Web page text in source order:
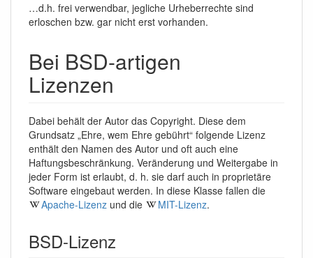
…d.h. frei verwendbar, jegliche Urheberrechte sind
erloschen bzw. gar nicht erst vorhanden.
Bei BSD-artigen
Lizenzen
Dabei behält der Autor das Copyright. Diese dem
Grundsatz „Ehre, wem Ehre gebührt“ folgende Lizenz
enthält den Namen des Autor und oft auch eine
Haftungsbeschränkung. Veränderung und Weitergabe in
jeder Form ist erlaubt, d. h. sie darf auch in proprietäre
Software eingebaut werden. In diese Klasse fallen die
Apache-Lizenz und die MIT-Lizenz.
BSD-Lizenz